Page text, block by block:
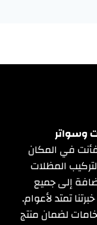
وسواتر
في المكان
المظلات
إلى جميع
تمتد لأعوام.
لضمان منتج